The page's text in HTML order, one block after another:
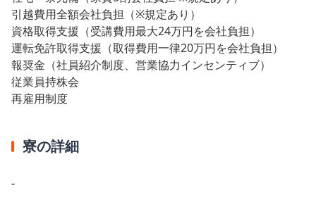
引越費用全額会社負担（※規定あり）
資格取得支援（受講費用最大24万円を会社負担）
運転免許取得支援（取得費用一律20万円を会社負担）
報奨金（社員紹介制度、営業協力インセンティブ）
従業員持株会
再雇用制度
寮の詳細
-